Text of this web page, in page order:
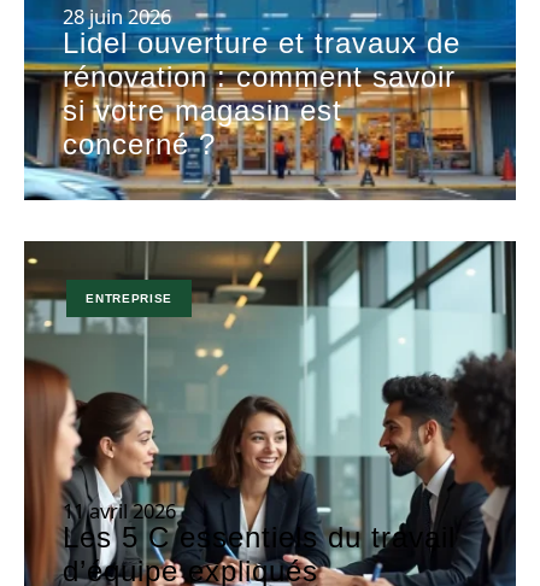
28 juin 2026
Lidel ouverture et travaux de
rénovation : comment savoir
si votre magasin est
concerné ?
ENTREPRISE
11 avril 2026
Les 5 C essentiels du travail
d’équipe expliqués